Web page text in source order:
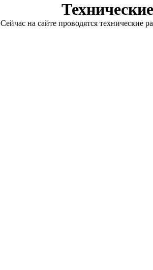
Сейчас на сайте проводятся технические